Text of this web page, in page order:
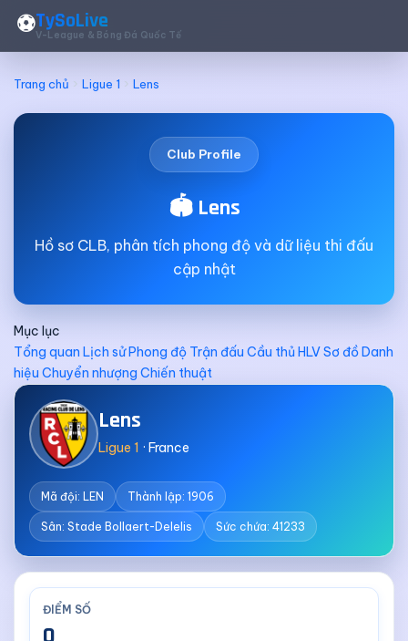
⚽TySoLive
V-League & Bóng Đá Quốc Tế
Trang chủ Ligue 1 Lens
Club Profile
🏟️ Lens
Hồ sơ CLB, phân tích phong độ và dữ liệu thi đấu
cập nhật
Mục lục
Tổng quan Lịch sửPhong độ Trận đấu Cầu thủHLVSơ đồDanh
hiệu Chuyển nhượng Chiến thuật
Lens
Ligue 1 · France
Mã đội: LEN Thành lập: 1906
Sân: Stade Bollaert-Delelis Sức chứa: 41233
ĐIỂM SỐ